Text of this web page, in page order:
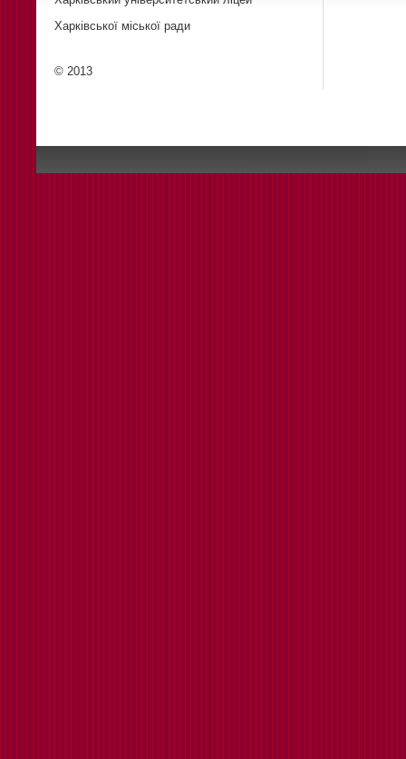
Харківської міської ради
© 2013